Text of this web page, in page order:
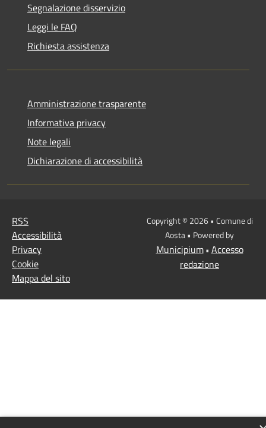
Segnalazione disservizio
Leggi le FAQ
Richiesta assistenza
Amministrazione trasparente
Informativa privacy
Note legali
Dichiarazione di accessibilità
RSS
Accessibilità
Privacy
Cookie
Mappa del sito
Copyright © 2026 • Comune di
Aosta • Powered by
Municipium• Accesso
redazione